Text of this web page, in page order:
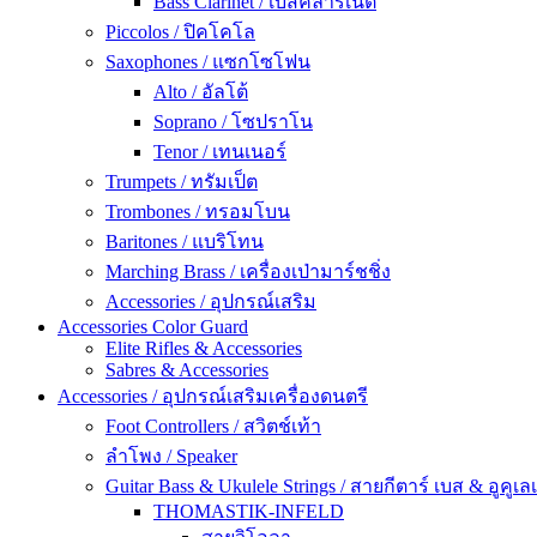
Piccolos / ปิคโคโล
Saxophones / แซกโซโฟน
Alto / อัลโต้
Soprano / โซปราโน
Tenor / เทนเนอร์
Trumpets / ทรัมเป็ต
Trombones / ทรอมโบน
Baritones / แบริโทน
Marching Brass / เครื่องเป่ามาร์ชชิ่ง
Accessories / อุปกรณ์เสริม
Accessories Color Guard
Elite Rifles & Accessories
Sabres & Accessories
Accessories / อุปกรณ์เสริมเครื่องดนตรี
Foot Controllers / สวิตช์เท้า
ลำโพง / Speaker
Guitar Bass & Ukulele Strings / สายกีตาร์ เบส & อูคูเล
THOMASTIK-INFELD